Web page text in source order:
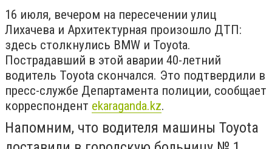
16 июля, вечером на пересечении улиц
Лихачева и Архитектурная произошло ДТП:
здесь столкнулись BMW и Toyota.
Пострадавший в этой аварии 40-летний
водитель Toyota скончался. Это подтвердили в
пресс-службе Департамента полиции, сообщает
корреспондент ekaraganda.kz.
Напомним, что водителя машины Toyota